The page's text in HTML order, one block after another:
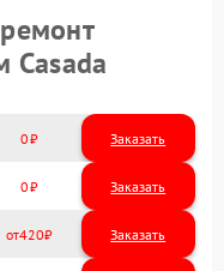
Casada
0 Заказать
0 Заказать
420